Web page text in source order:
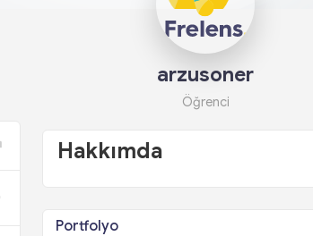
arzusoner
Öğrenci
Hakkımda
Portfolyo